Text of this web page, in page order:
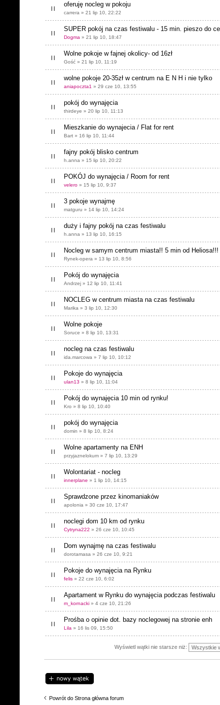
oferuję nocleg w pokoju
carrera » 21 lip 10, 22:22
SUPER pokój na czas festiwalu - 15 min. pieszo do
Dogma » 21 lip 10, 18:47
Wolne pokoje w fajnej okolicy- od 16zł
Gość » 21 lip 10, 11:19
wolne pokoje 20-35zł w centrum na E N H i nie tylko
aniapoczta1 » 29 cze 10, 13:55
pokój do wynajęcia
thirdeye » 20 lip 10, 11:13
Mieszkanie do wynajecia / Flat for rent
Bart » 16 lip 10, 11:44
fajny pokój blisko centrum
h.anna » 15 lip 10, 20:22
POKÓJ do wynajęcia / Room for rent
velero » 15 lip 10, 9:37
3 pokoje wynajmę
matguru » 14 lip 10, 14:24
duży i fajny pokój na czas festiwalu
h.anna » 13 lip 10, 16:15
Nocleg w samym centrum miasta!! 5 min od Heliosa!!!
Rynek-opera » 13 lip 10, 8:56
Pokój do wynajęcia
Andrzej » 12 lip 10, 11:41
NOCLEG w centrum miasta na czas festiwalu
Marika » 3 lip 10, 12:30
Wolne pokoje
Soruce » 8 lip 10, 13:31
nocleg na czas festiwalu
ida.marcowa » 7 lip 10, 10:12
Pokoje do wynajęcia
ulan13 » 8 lip 10, 11:04
Pokój do wynajęcia 10 min od rynku!
Kro » 8 lip 10, 10:40
pokój do wynajęcia
domin » 8 lip 10, 8:24
Wolne apartamenty na ENH
przyjaznelokum » 7 lip 10, 13:29
Wolontariat - nocleg
innerplane » 1 lip 10, 14:15
Sprawdzone przez kinomaniaków
apolonia » 30 cze 10, 17:47
noclegi dom 10 km od rynku
Cytryna222 » 26 cze 10, 10:45
Dom wynajmę na czas festiwalu
dorotamasa » 26 cze 10, 9:21
Pokoje do wynajęcia na Rynku
felis » 22 cze 10, 6:02
Apartament w Rynku do wynajęcia podczas festiwalu
m_kornacki » 4 cze 10, 21:26
Prośba o opinie dot. bazy noclegowej na stronie enh
Lila » 16 lis 09, 15:50
Wyświetl wątki nie starsze niż:
Napisz wątek
Powrót do Strona główna forum